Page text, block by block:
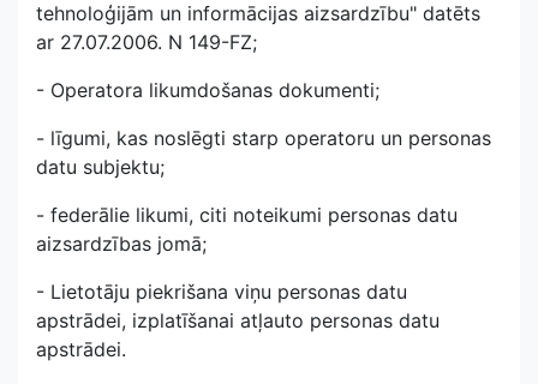
tehnoloģijām un informācijas aizsardzību" datēts
ar 27.07.2006. N 149-FZ;
- Operatora likumdošanas dokumenti;
- līgumi, kas noslēgti starp operatoru un personas
datu subjektu;
- federālie likumi, citi noteikumi personas datu
aizsardzības jomā;
- Lietotāju piekrišana viņu personas datu
apstrādei, izplatīšanai atļauto personas datu
apstrādei.